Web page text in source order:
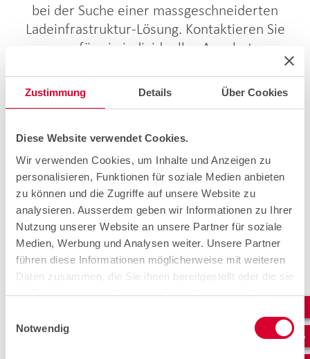
Zustimmung Details Über Cookies
Diese Website verwendet Cookies.
Wir verwenden Cookies, um Inhalte und Anzeigen zu
personalisieren, Funktionen für soziale Medien anbieten
zu können und die Zugriffe auf unsere Website zu
analysieren. Ausserdem geben wir Informationen zu Ihrer
Nutzung unserer Website an unsere Partner für soziale
Medien, Werbung und Analysen weiter. Unsere Partner
führen diese Informationen möglicherweise mit weiteren
Daten zusammen, die Sie ihnen bereitgestellt oder die sie
im Rahmen Ihrer Nutzung der Dienste gesammelt haben.
Notwendig
bei der Suche einer massgeschneiderten
Ladeinfrastruktur-Lösung. Kontaktieren Sie
uns für ein individuelles Angebot.
Erstellen Sie einen individuellen Kostenvoranschlag.
Richtpreis berechnen
Kontaktieren Sie uns.
Anrede*
Herr